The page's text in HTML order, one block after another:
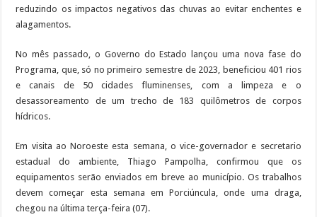
reduzindo os impactos negativos das chuvas ao evitar enchentes e
alagamentos.
No mês passado, o Governo do Estado lançou uma nova fase do
Programa, que, só no primeiro semestre de 2023, beneficiou 401 rios
e canais de 50 cidades fluminenses, com a limpeza e o
desassoreamento de um trecho de 183 quilômetros de corpos
hídricos.
Em visita ao Noroeste esta semana, o vice-governador e secretario
estadual do ambiente, Thiago Pampolha, confirmou que os
equipamentos serão enviados em breve ao município. Os trabalhos
devem começar esta semana em Porciúncula, onde uma draga,
chegou na última terça-feira (07).